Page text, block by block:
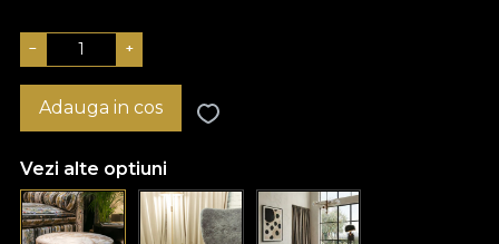
− +
Adauga in cos
Vezi alte optiuni